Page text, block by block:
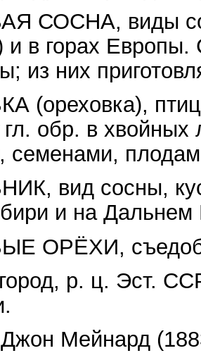
СОСНА, виды
и в горах
из них
(ореховка),
обр. в
семенами,
вид сосны,
и на
ОРЁХИ,
р. ц. Эст.
Мейнард